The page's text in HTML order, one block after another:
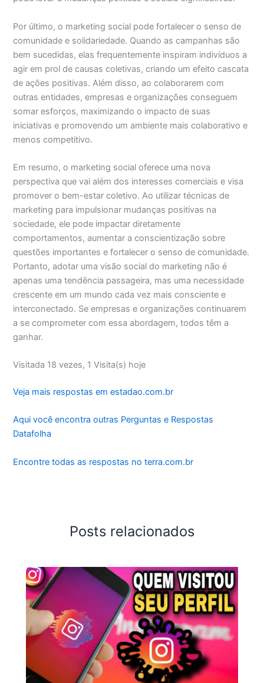
Por último, o marketing social pode fortalecer o senso de
comunidade e solidariedade. Quando as campanhas são
bem sucedidas, elas frequentemente inspiram indivíduos a
agir em prol de causas coletivas, criando um efeito cascata
de ações positivas. Além disso, ao colaborarem com
outras entidades, empresas e organizações conseguem
somar esforços, maximizando o impacto de suas
iniciativas e promovendo um ambiente mais colaborativo e
menos competitivo.
Em resumo, o marketing social oferece uma nova
perspectiva que vai além dos interesses comerciais e visa
promover o bem-estar coletivo. Ao utilizar técnicas de
marketing para impulsionar mudanças positivas na
sociedade, ele pode impactar diretamente
comportamentos, aumentar a conscientização sobre
questões importantes e fortalecer o senso de comunidade.
Portanto, adotar uma visão social do marketing não é
apenas uma tendência passageira, mas uma necessidade
crescente em um mundo cada vez mais consciente e
interconectado. Se empresas e organizações continuarem
a se comprometer com essa abordagem, todos têm a
ganhar.
Visitada 18 vezes, 1 Visita(s) hoje
Veja mais respostas em estadao.com.br
Aqui você encontra outras Perguntas e Respostas
Datafolha
Encontre todas as respostas no terra.com.br
Posts relacionados